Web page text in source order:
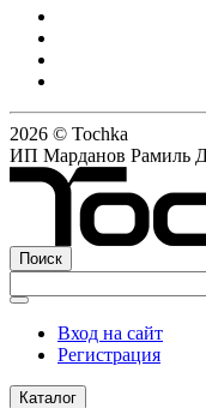
2026 © Tochka
ИП Марданов Рамиль
Поиск
Вход на сайт
Регистрация
Каталог